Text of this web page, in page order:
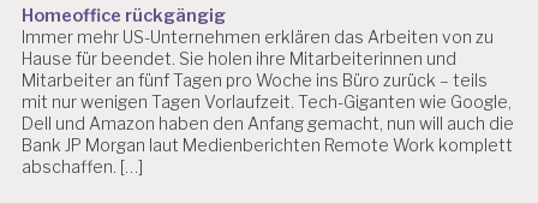
V
O
R
T
R
A
G
Homeoffice rückgängig
Immer mehr US-Unternehmen erklären das Arbeiten von zu
Hause für beendet. Sie holen ihre Mitarbeiterinnen und
Mitarbeiter an fünf Tagen pro Woche ins Büro zurück – teils
mit nur wenigen Tagen Vorlaufzeit. Tech-Giganten wie Google,
Dell und Amazon haben den Anfang gemacht, nun will auch die
Bank JP Morgan laut Medienberichten Remote Work komplett
abschaffen. […]